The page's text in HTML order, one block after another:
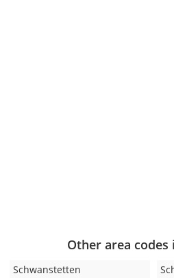
Other area codes
Schwanstetten